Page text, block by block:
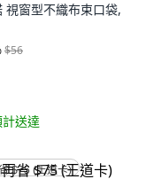
窗型不織布束口袋,
$56
送達
$75 (王道卡)